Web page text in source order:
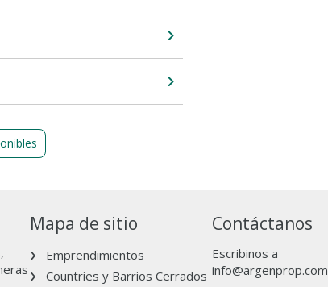
Mapa de sitio
Emprendimientos
Countries y Barrios Cerrados
Contáctanos
Escribinos a
info@argenprop.com